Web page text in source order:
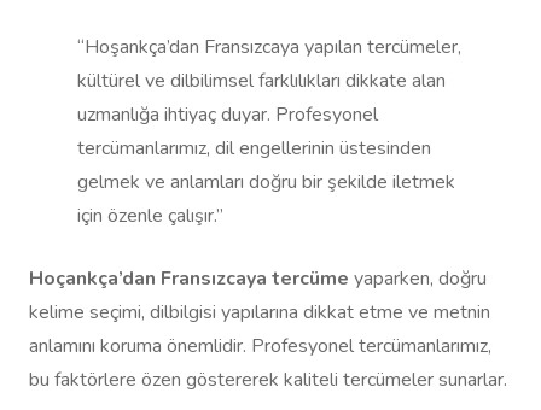
“Hoşankça’dan Fransızcaya yapılan tercümeler,
kültürel ve dilbilimsel farklılıkları dikkate alan
uzmanlığa ihtiyaç duyar. Profesyonel
tercümanlarımız, dil engellerinin üstesinden
gelmek ve anlamları doğru bir şekilde iletmek
için özenle çalışır.”
Hoçankça’dan Fransızcaya tercüme yaparken, doğru
kelime seçimi, dilbilgisi yapılarına dikkat etme ve metnin
anlamını koruma önemlidir. Profesyonel tercümanlarımız,
bu faktörlere özen göstererek kaliteli tercümeler sunarlar.